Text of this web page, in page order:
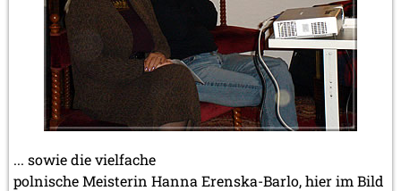
... sowie die vielfache
polnische Meisterin Hanna Erenska-Barlo, hier im Bild